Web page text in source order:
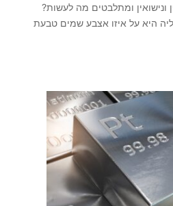
ונישואין ומתלבטים מה לעשות?
היא על איזו אצבע שמים טבעת